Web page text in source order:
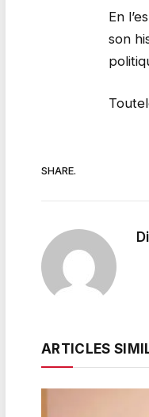
En
son
SHARE.
ARTICLES